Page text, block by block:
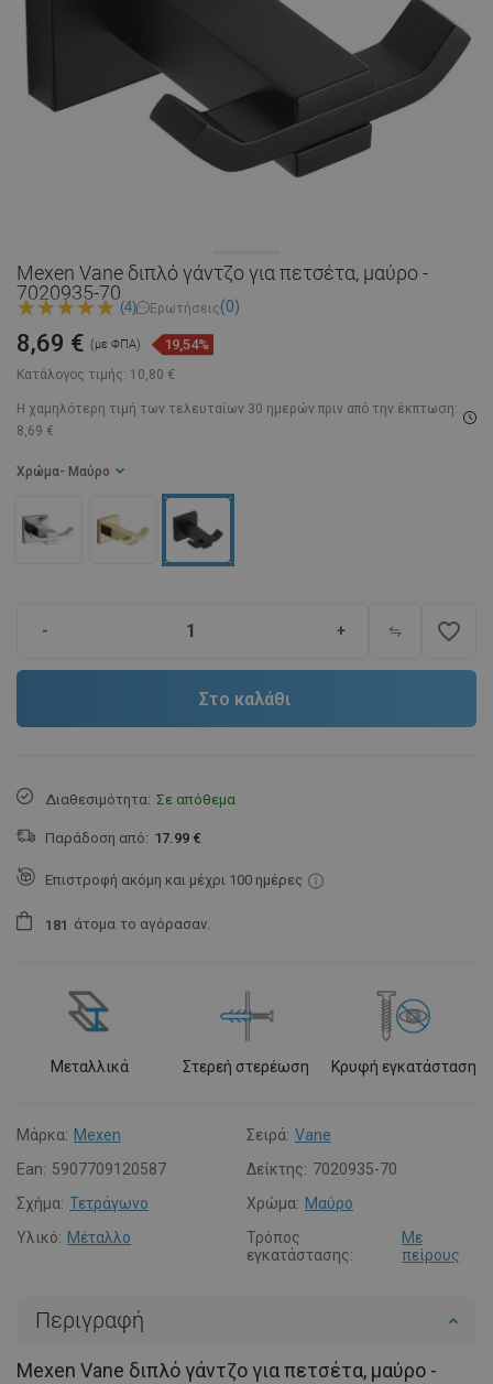
Mexen Vane διπλό γάντζο για πετσέτα, μαύρο -
7020935-70
(4) Ερωτήσεις(0)
Κατάλογος τιμής: 10,80 €
8,69 € (με ΦΠΑ) 19,54%
Η χαμηλότερη τιμή των τελευταίων 30 ημερών πριν από την έκπτωση:
8,69 €
Χρώμα - Μαύρο
- + favorite_border
Στο καλάθι
Διαθεσιμότητα: Σε απόθεμα
Παράδοση από: 17.99 €
Επιστροφή ακόμη και μέχρι 100 ημέρες
1 81 άτομα το αγόρασαν.
Μεταλλικά Στερεή στερέωση Κρυφή εγκατάσταση
Μάρκα: Mexen Σειρά: Vane
Ean: 5907709120587 Δείκτης: 7020935-70
Σχήμα: Τετράγωνο Χρώμα: Μαύρο
Υλικό: Μέταλλο
Τρόπος
εγκατάστασης:
Με
πείρους
Περιγραφή
Mexen Vane διπλό γάντζο για πετσέτα, μαύρο -